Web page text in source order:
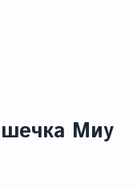
Миу